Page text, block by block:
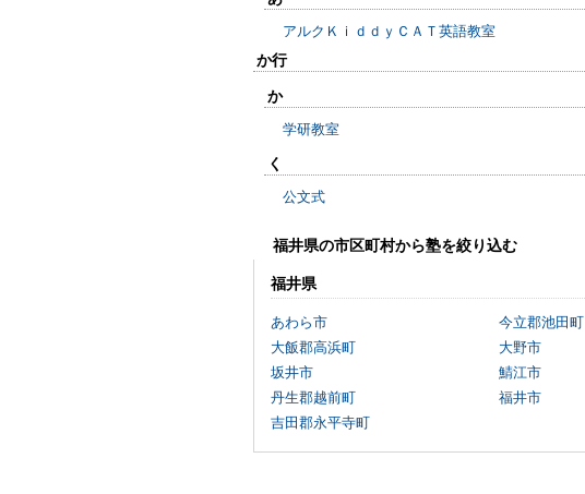
アルクＫｉｄｄｙＣＡＴ英語教室
か行
か
学研教室
く
公文式
福井県の市区町村から塾を絞り込む
福井県
あわら市 今立郡池田町
大飯郡高浜町
大野市
坂井市
鯖江市
丹生郡越前町
福井市
吉田郡永平寺町